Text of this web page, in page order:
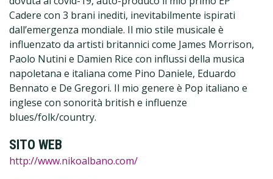
Cadere con 3 brani inediti, inevitabilmente ispirati
dall’emergenza mondiale. Il mio stile musicale è
influenzato da artisti britannici come James Morrison,
Paolo Nutini e Damien Rice con influssi della musica
napoletana e italiana come Pino Daniele, Eduardo
Bennato e De Gregori. Il mio genere è Pop italiano e
inglese con sonorità british e influenze
blues/folk/country.
SITO WEB
http://www.nikoalbano.com/